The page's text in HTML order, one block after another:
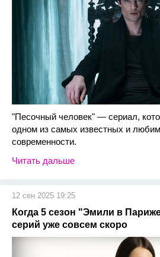
"Песочный человек" — сериал,
одном из самых известных и
современности.
Читать дальше
12 сен 2025 19:25
Когда 5 сезон "Эмили в
серий уже совсем скоро